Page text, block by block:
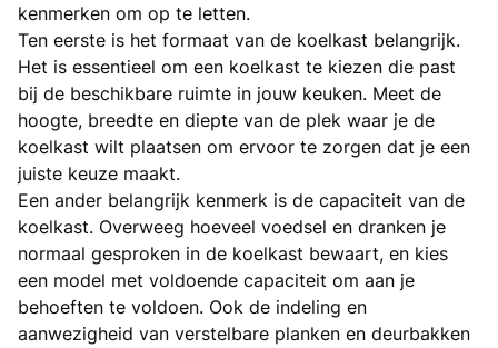
kenmerken om op te letten.
Ten eerste is het formaat van de koelkast belangrijk.
Het is essentieel om een koelkast te kiezen die past
bij de beschikbare ruimte in jouw keuken. Meet de
hoogte, breedte en diepte van de plek waar je de
koelkast wilt plaatsen om ervoor te zorgen dat je een
juiste keuze maakt.
Een ander belangrijk kenmerk is de capaciteit van de
koelkast. Overweeg hoeveel voedsel en dranken je
normaal gesproken in de koelkast bewaart, en kies
een model met voldoende capaciteit om aan je
behoeften te voldoen. Ook de indeling en
aanwezigheid van verstelbare planken en deurbakken